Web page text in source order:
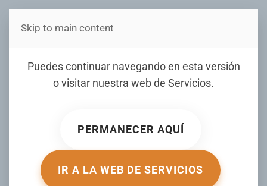
Estás en Telenord Medios
Puedes continuar navegando en esta versión
o visitar nuestra web de Servicios.
PERMANECER AQUÍ
IR A LA WEB DE SERVICIOS
Skip to main content
Cúmulo de aguas
residuales en la avenida
a ciudadanos
ESCRITO POR VLADIMIR PAULA EL 02 JUNIO 2026. PUBLICADO
LOCALES .